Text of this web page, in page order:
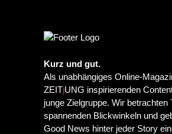
Kurz und gut.
Als unabhängiges Online-
ZEITjUNG inspirierenden
junge Zielgruppe. Wir betrachten
spannenden Blickwinkeln und
Good News hinter jeder Story